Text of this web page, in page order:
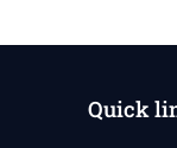
Quick